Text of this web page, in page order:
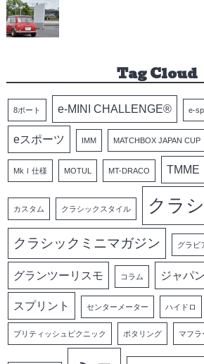
Tag Cloud
8ポート e-MINI CHALLENGE® e-
eスポーツ IMM MATCHBOX JAPAN CUP
MkⅠ仕様 MOTUL MT-DRACO TMME
カスタム クラシックスタイル クラ
クラシックミニマガジン グラビ
グランツーリスモ コラム ジャパ
スプリント センターメーター ハイドロ
ブリティッシュピクニック ポタリング マフラ